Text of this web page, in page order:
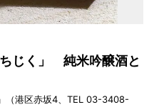
じく」 純米吟醸酒と
（港区赤坂4、TEL 03-3408-